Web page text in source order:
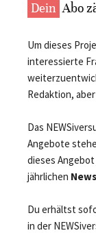
Dein Abo
Um dieses
interessierte
Redaktion,
Das
Angebote
dieses
jährlichen
Du erhältst
in der